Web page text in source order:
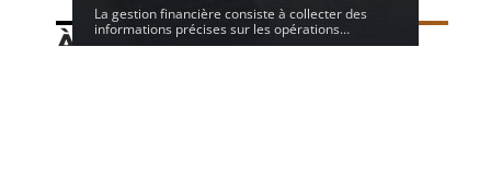
La gestion financière consiste à collecter des
informations précises sur les opérations…
À découvrir